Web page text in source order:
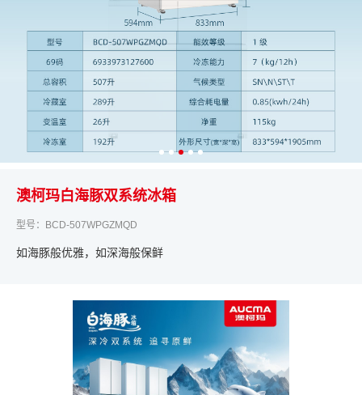
澳柯玛白海豚双系统冰箱
型号：BCD-507WPGZMQD
如海豚般优雅，如深海般保鲜